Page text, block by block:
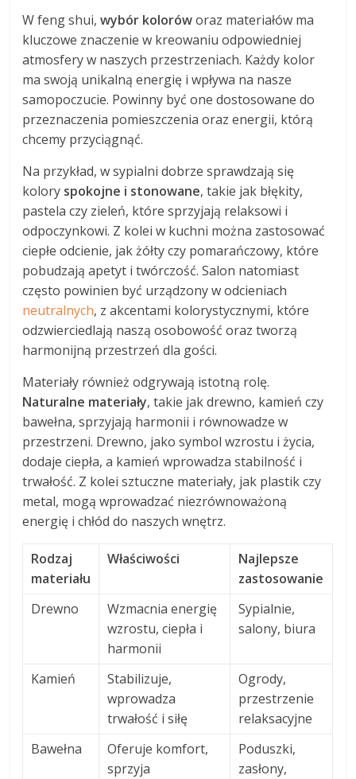
W feng shui,wybór koloróworaz materiałów ma
kluczowe znaczenie w kreowaniu odpowiedniej
atmosfery w naszych przestrzeniach. Każdy kolor
ma swoją unikalną energię i wpływa na nasze
samopoczucie. Powinny być one dostosowane do
przeznaczenia pomieszczenia oraz energii, którą
chcemy przyciągnąć.
Na przykład, w sypialni dobrze sprawdzają się
kolory spokojne i stonowane, takie jak błękity,
pastela czy zieleń, które sprzyjają relaksowi i
odpoczynkowi. Z kolei w kuchni można zastosować
ciepłe odcienie, jak żółty czy pomarańczowy, które
pobudzają apetyt i twórczość. Salon natomiast
często powinien być urządzony w odcieniach
neutralnych, z akcentami kolorystycznymi, które
odzwierciedlają naszą osobowość oraz tworzą
harmonijną przestrzeń dla gości.
Materiały również odgrywają istotną rolę.
Naturalne materiały, takie jak drewno, kamień czy
bawełna, sprzyjają harmonii i równowadze w
przestrzeni. Drewno, jako symbol wzrostu i życia,
dodaje ciepła, a kamień wprowadza stabilność i
trwałość. Z kolei sztuczne materiały, jak plastik czy
metal, mogą wprowadzać niezrównoważoną
energię i chłód do naszych wnętrz.
Rodzaj
materiału
Właściwości
Najlepsze
zastosowanie
Drewno
Wzmacnia energię
wzrostu, ciepła i
harmonii
Sypialnie,
salony, biura
Kamień
Stabilizuje,
wprowadza
trwałość i siłę
Ogrody,
przestrzenie
relaksacyjne
Bawełna
Oferuje komfort,
sprzyja
Poduszki,
zasłony,